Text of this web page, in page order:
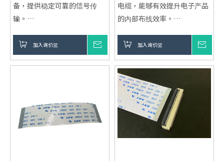
备，提供稳定可靠的信号传
输。
用于动态连接需求，如机器人
运动关节及可摺叠设备。
高电磁兼容性：减少干扰，保
障高频信号的稳定性。
加入询价篮
电缆，能够有效提升电子产品
的内部布线效率。
电子设备，并支持空间紧凑设
计。
提供稳定的电气性能，能够有
效减少信号干扰，确保数据传
输的完整性。
加入询价篮